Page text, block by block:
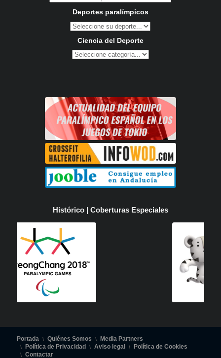
Deportes paralímpicos
Ciencia del Deporte
Histórico | Coberturas Especiales
Portada Quiénes Somos
Media Partners
Política de Privacidad
Aviso legal
Política de Cookies
Contactar